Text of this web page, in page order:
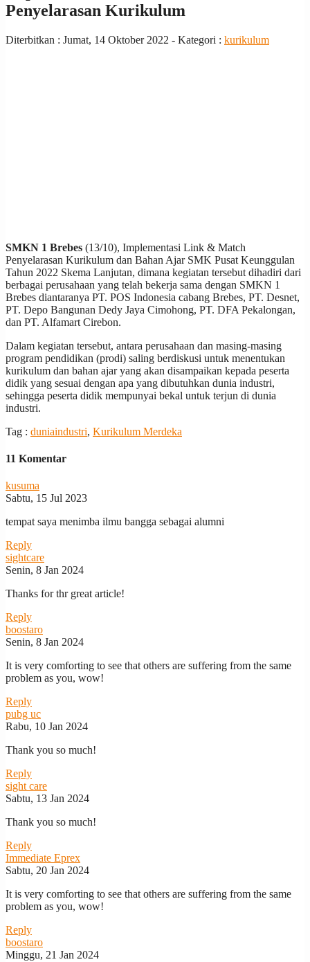
Penyelarasan Kurikulum
Diterbitkan : Jumat, 14 Oktober 2022 - Kategori : kurikulum
SMKN 1 Brebes (13/10), Implementasi Link & Match
Penyelarasan Kurikulum dan Bahan Ajar SMK Pusat Keunggulan
Tahun 2022 Skema Lanjutan, dimana kegiatan tersebut dihadiri dari
berbagai perusahaan yang telah bekerja sama dengan SMKN 1
Brebes diantaranya PT. POS Indonesia cabang Brebes, PT. Desnet,
PT. Depo Bangunan Dedy Jaya Cimohong, PT. DFA Pekalongan,
dan PT. Alfamart Cirebon.
Dalam kegiatan tersebut, antara perusahaan dan masing-masing
program pendidikan (prodi) saling berdiskusi untuk menentukan
kurikulum dan bahan ajar yang akan disampaikan kepada peserta
didik yang sesuai dengan apa yang dibutuhkan dunia industri,
sehingga peserta didik mempunyai bekal untuk terjun di dunia
industri.
Tag : duniaindustri, Kurikulum Merdeka
11 Komentar
kusuma
Sabtu, 15 Jul 2023
tempat saya menimba ilmu bangga sebagai alumni
Reply
sightcare
Senin, 8 Jan 2024
Thanks for thr great article!
Reply
boostaro
Senin, 8 Jan 2024
It is very comforting to see that others are suffering from the same
problem as you, wow!
Reply
pubg uc
Rabu, 10 Jan 2024
Thank you so much!
Reply
sight care
Sabtu, 13 Jan 2024
Thank you so much!
Reply
Immediate Eprex
Sabtu, 20 Jan 2024
It is very comforting to see that others are suffering from the same
problem as you, wow!
Reply
boostaro
Minggu, 21 Jan 2024